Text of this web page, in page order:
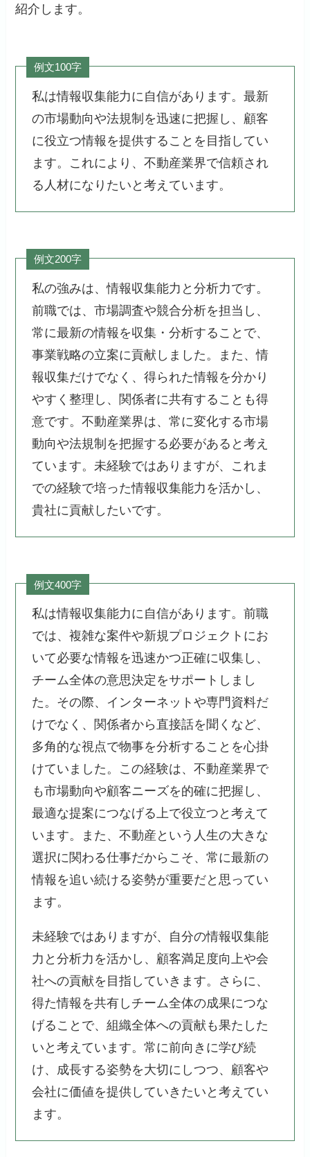
紹介します。
例文100字
私は情報収集能力に自信があります。最新
の市場動向や法規制を迅速に把握し、顧客
に役立つ情報を提供することを目指してい
ます。これにより、不動産業界で信頼され
る人材になりたいと考えています。
例文200字
私の強みは、情報収集能力と分析力です。
前職では、市場調査や競合分析を担当し、
常に最新の情報を収集・分析することで、
事業戦略の立案に貢献しました。また、情
報収集だけでなく、得られた情報を分かり
やすく整理し、関係者に共有することも得
意です。不動産業界は、常に変化する市場
動向や法規制を把握する必要があると考え
ています。未経験ではありますが、これま
での経験で培った情報収集能力を活かし、
貴社に貢献したいです。
例文400字
私は情報収集能力に自信があります。前職
では、複雑な案件や新規プロジェクトにお
いて必要な情報を迅速かつ正確に収集し、
チーム全体の意思決定をサポートしまし
た。その際、インターネットや専門資料だ
けでなく、関係者から直接話を聞くなど、
多角的な視点で物事を分析することを心掛
けていました。この経験は、不動産業界で
も市場動向や顧客ニーズを的確に把握し、
最適な提案につなげる上で役立つと考えて
います。また、不動産という人生の大きな
選択に関わる仕事だからこそ、常に最新の
情報を追い続ける姿勢が重要だと思ってい
ます。
未経験ではありますが、自分の情報収集能
力と分析力を活かし、顧客満足度向上や会
社への貢献を目指していきます。さらに、
得た情報を共有しチーム全体の成果につな
げることで、組織全体への貢献も果たした
いと考えています。常に前向きに学び続
け、成長する姿勢を大切にしつつ、顧客や
会社に価値を提供していきたいと考えてい
ます。